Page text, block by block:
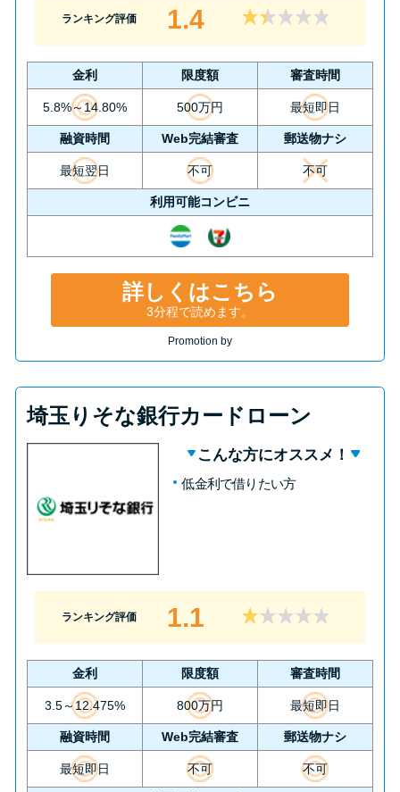
ランキング評価 1.4
金利 限度額 審査時間
5.8%～14.80% 500万円 最短即日
融資時間 Web完結審査 郵送物ナシ
最短翌日 不可 不可
利用可能コンビニ
詳しくはこちら
3分程で読めます。
Promotion by
埼玉りそな銀行カードローン
こんな方にオススメ！
低金利で借りたい方
ランキング評価 1.1
金利 限度額 審査時間
3.5～12.475% 800万円 最短即日
融資時間 Web完結審査 郵送物ナシ
最短即日 不可 不可